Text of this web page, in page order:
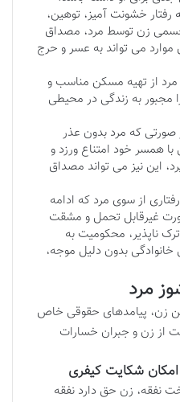
رفتار خشونت آمیز، توهین،
جسمی زن توسط مرد، مصداق
می تواند به عسر و حرج
مرد از تهیه مسکن مناسب و
مجبور به زندگی در محیطی
صورتی که مرد بدون عذر
با همسر خود امتناع ورزد و
این نیز می تواند مصداق
از سوی مرد که ادامه
غیرقابل تحمل و مشقت
ترک ناپذیر، محکومیت به
بدون دلیل موجه،
مرد
زن، پیامدهای حقوقی خاص
از زن و جبران خسارات
شکایت کیفری
نفقه، زن حق دارد نفقه